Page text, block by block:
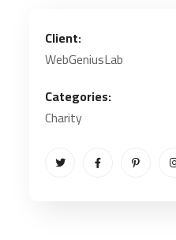
Client:
WebGeniusLab
Categories:
Charity